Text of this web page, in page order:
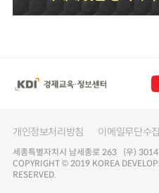
개인정보처리방침 이메일무단수
세종특별자치시 남세종로 263 (우)
COPYRIGHT © 2019 KOREA
RESERVED.